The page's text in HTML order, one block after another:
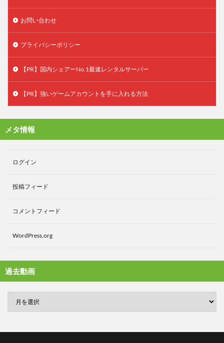
お問い合わせ
プライバシーポリシー
【PR】国内シェアーNo.1最速レンタルサーバー
【PR】強いゲームアカウントを手に入れる方法
メタ情報
ログイン
投稿フィード
コメントフィード
WordPress.org
過去動画